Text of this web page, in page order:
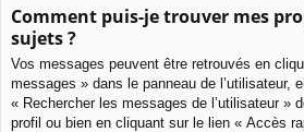
Comment puis-je trouver mes
sujets ?
Vos messages peuvent être retrouvés en
messages » dans le panneau de l’utilisateur,
« Rechercher les messages de l’utilisateur »
profil ou bien en cliquant sur le lien « Accès